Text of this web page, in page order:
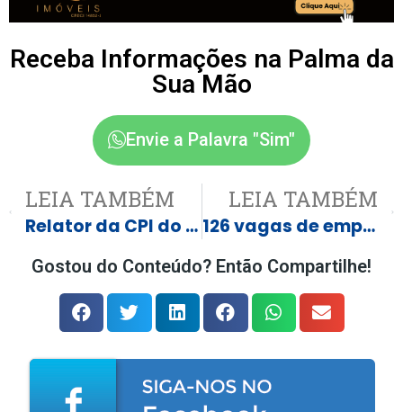
Receba Informações na Palma da
Sua Mão
Envie a Palavra "Sim"
LEIA TAMBÉM
Relator da CPI do Crime pede indiciamento e impeachment de Moraes, Toffoli e Gilmar
LEIA TAMBÉM
126 vagas de emprego em Três Lagoas e região
Gostou do Conteúdo? Então Compartilhe!